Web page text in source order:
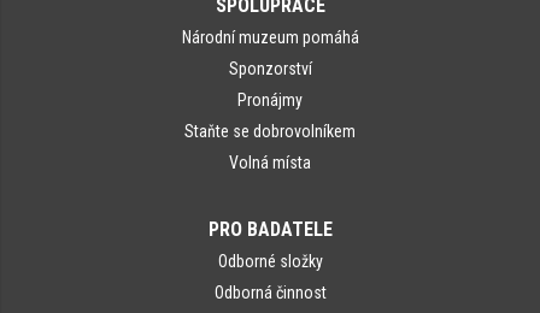
SPOLUPRÁCE
Národní muzeum pomáhá
Sponzorství
Pronájmy
Staňte se dobrovolníkem
Volná místa
PRO BADATELE
Odborné složky
Odborná činnost